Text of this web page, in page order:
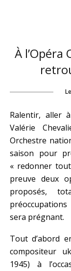
À
Le
Ralentir, aller
Valérie
Orchestre
saison pour
« redonner
preuve deux
proposés,
sera prégnant.
Tout d’abord
compositeur
1945) à